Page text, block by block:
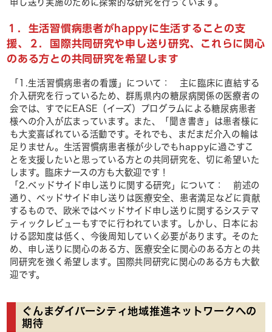
申し送り実施のために探索的な研究を行っています。
１．生活習慣病患者がhappyに生活することの支
援、２．国際共同研究や申し送り研究、これらに関心
のある方との共同研究を希望します
「1.生活習慣病患者の看護」について： 主に臨床に直結する
介入研究を行っているため、群馬県内の糖尿病関係の医療者の
会では、すでにEASE（イーズ）プログラムによる糖尿病患者
様への介入が広まっています。また、「聞き書き」は患者様に
も大変喜ばれている活動です。それでも、まだまだ介入の輪は
足りません。生活習慣病患者様が少しでもhappyに過ごすこ
とを支援したいと思っている方との共同研究を、切に希望いた
します。臨床ナースの方も大歓迎です！
「2.ベッドサイド申し送りに関する研究」について： 前述の
通り、ベッドサイド申し送りは医療安全、患者満足などに貢献
するもので、欧米ではベッドサイド申し送りに関するシステマ
ティックレビューもすでに行われています。しかし、日本にお
ける認知度は低く、今後周知していく必要があります。そのた
め、申し送りに関心のある方、医療安全に関心のある方との共
同研究を強く希望します。国際共同研究に関心のある方も大歓
迎です。
ぐんまダイバーシティ地域推進ネットワークへの
期待